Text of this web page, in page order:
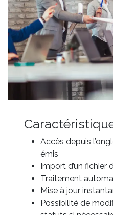
Accès depuis
émis
Import d’un fichier
Traitement
Mise à jour
Possibilité de